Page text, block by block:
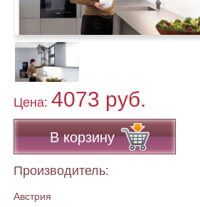
Цена: 4073 руб.
В корзину
Производитель:
Австрия